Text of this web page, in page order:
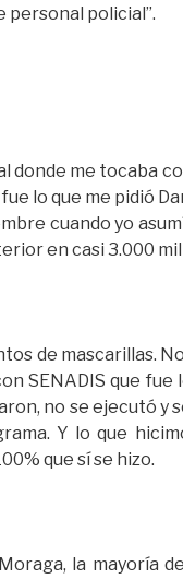
personal policial”.
me tocaba
lo que me pidió
cuando yo
en casi 3.000
de mascarillas.
SENADIS que fue
no se ejecutó y
Y lo que
que sí se hizo.
la mayoría